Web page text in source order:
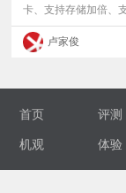
评
视
卡、支持存储加倍、
卢家俊
首页 评测
机观 体验